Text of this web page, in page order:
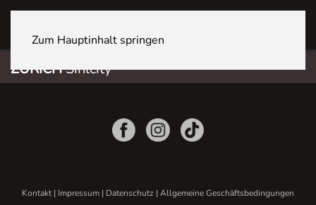
Zum Hauptinhalt springen
ZÜRICHSihlcity
Kontakt| Impressum | Datenschutz | Allgemeine Geschäftsbedingungen